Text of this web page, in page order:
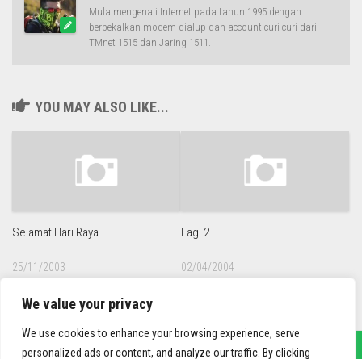
We value your privacy
We use cookies to enhance your browsing experience, serve
personalized ads or content, and analyze our traffic. By clicking
Mula mengenali Internet pada tahun 1995 dengan
berbekalkan modem dialup dan account curi-curi dari
TMnet 1515 dan Jaring 1511.
YOU MAY ALSO LIKE...
Selamat Hari Raya
25/11/2003
Lagi 2
02/04/2004